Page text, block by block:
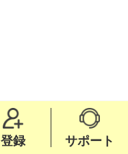
登録 サポート